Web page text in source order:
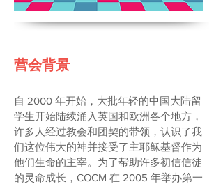
营会背景
自 2000 年开始，大批年轻的中国大陆留
学生开始陆续涌入英国和欧洲各个地方，
许多人经过教会和团契的带领，认识了我
们这位伟大的神并接受了主耶稣基督作为
他们生命的主宰。为了帮助许多初信信徒
的灵命成长，COCM 在 2005 年举办第一